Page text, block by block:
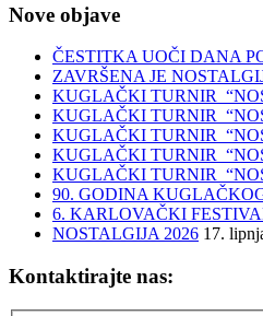
Nove objave
ČESTITKA UOČI DANA
ZAVRŠENA JE
KUGLAČKI TURNIR
KUGLAČKI TURNIR
KUGLAČKI TURNIR
KUGLAČKI TURNIR
KUGLAČKI TURNIR
90. GODINA
6. KARLOVAČKI
NOSTALGIJA 2026 17.
Kontaktirajte nas: